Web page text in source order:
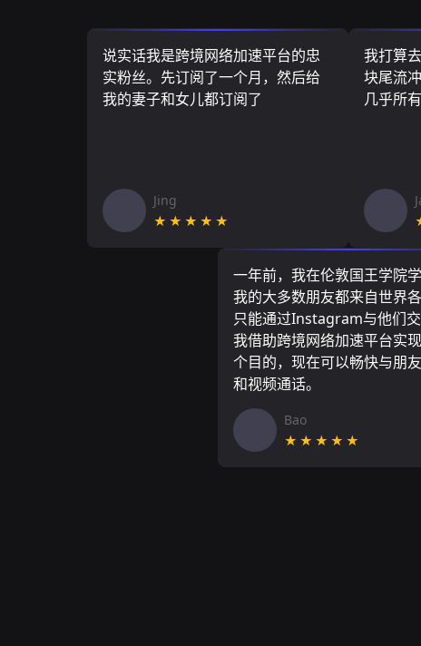
说实话我是跨境网络加速平台的忠
实粉丝。先订阅了一个月，然后给
我的妻子和女儿都订阅了
Jing
★★★★★
我打算
块尾流
几乎所
一年前，我在伦敦国王学院学
我的大多数朋友都来自世界各
只能通过Instagram与他们交
我借助跨境网络加速平台实
个目的，现在可以畅快与朋
和视频通话。
Bao
★★★★★